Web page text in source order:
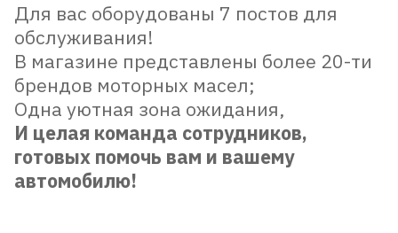
Для вас оборудованы 7 постов для
обслуживания!
В магазине представлены более 20-ти
брендов моторных масел;
Одна уютная зона ожидания,
И целая команда сотрудников,
готовых помочь вам и вашему
автомобилю!